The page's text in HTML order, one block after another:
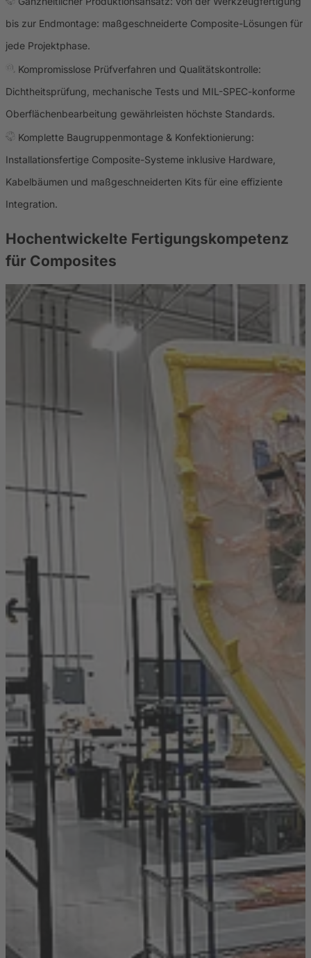
bis zur Endmontage: maßgeschneiderte Composite-Lösungen für
jede Projektphase.
Kompromisslose Prüfverfahren und Qualitätskontrolle:
Dichtheitsprüfung, mechanische Tests und MIL-SPEC-konforme
Oberflächenbearbeitung gewährleisten höchste Standards.
Komplette Baugruppenmontage & Konfektionierung:
Installationsfertige Composite-Systeme inklusive Hardware,
Kabelbäumen und maßgeschneiderten Kits für eine effiziente
Integration.
Hochentwickelte Fertigungskompetenz
für Composites